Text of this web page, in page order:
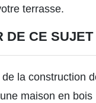
terrasse.
DE CE SUJET
de la construction
maison en bois